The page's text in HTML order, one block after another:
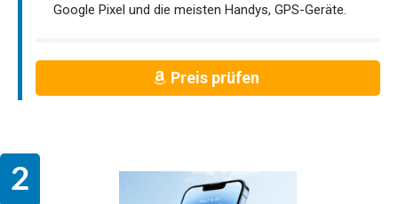
Google Pixel und die meisten Handys, GPS-Geräte.
Preis prüfen